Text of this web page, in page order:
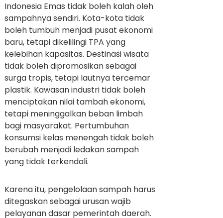
Indonesia Emas tidak boleh kalah oleh
sampahnya sendiri. Kota-kota tidak
boleh tumbuh menjadi pusat ekonomi
baru, tetapi dikelilingi TPA yang
kelebihan kapasitas. Destinasi wisata
tidak boleh dipromosikan sebagai
surga tropis, tetapi lautnya tercemar
plastik. Kawasan industri tidak boleh
menciptakan nilai tambah ekonomi,
tetapi meninggalkan beban limbah
bagi masyarakat. Pertumbuhan
konsumsi kelas menengah tidak boleh
berubah menjadi ledakan sampah
yang tidak terkendali.
Karena itu, pengelolaan sampah harus
ditegaskan sebagai urusan wajib
pelayanan dasar pemerintah daerah.